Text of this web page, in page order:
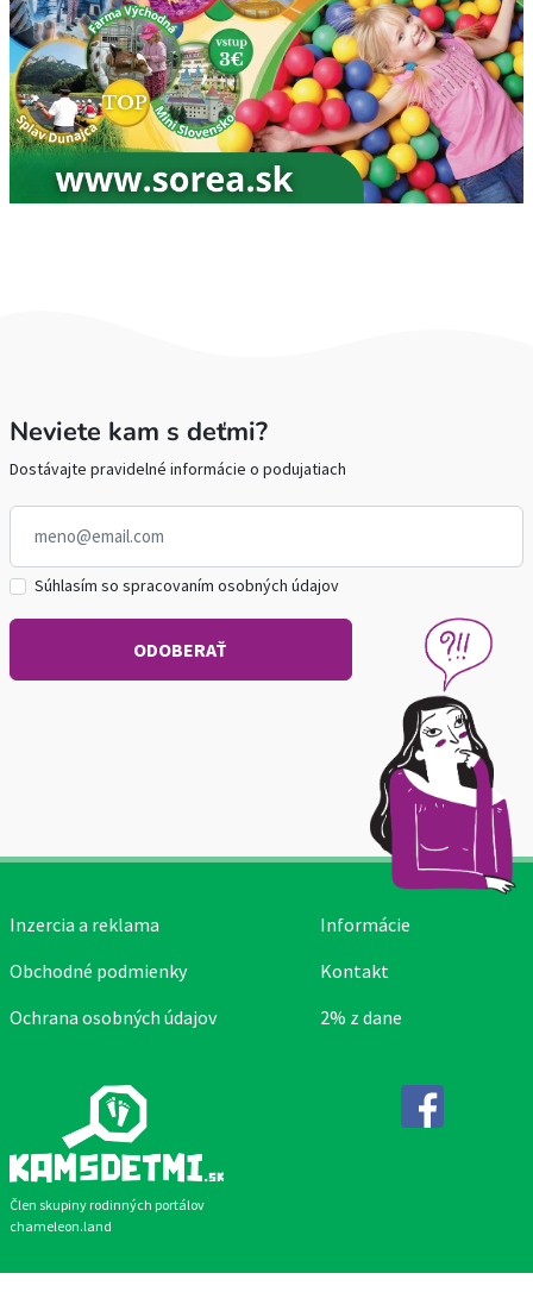
Neviete kam s deťmi?
Dostávajte pravidelné informácie o podujatiach
Súhlasím so spracovaním osobných údajov
Člen skupiny rodinných portálov
chameleon.land
Inzercia a reklama
Obchodné podmienky
Ochrana osobných údajov
Informácie
Kontakt
2% z dane